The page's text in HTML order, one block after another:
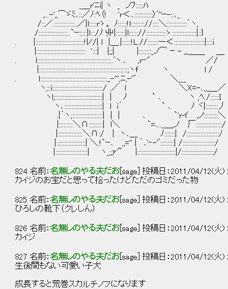
_＿r'ﾆi| ヽ _ ノﾌ:::::ﾊ
,...-',,⌒ゞﾐ､::／ﾉ:ﾍ〈! 'r＜､::::::::::::〉ﾞ''ｰ-::､_
/::／.:::::::::::::..／|l:::::rゝ。 ﾉ::::::!l::::::::://::::＼:::::::::::::｀ヽ,
/:::::::::::::::::::..`ｰ:::::|l:::/ﾉ 丱|::::::|l:::::://:::::::::::::ゝ::::::::::::::::|::}
. |::::::::::::::::::::::::::::::::!ﾚ'/| l |＿.|::::::!L.//:::::::ー＜::::::::::::::::::::|::::i
|:::::::::::::::::::::::::::::::: ':::| |;;| |::::::::_ノ⌒ ｰ - ,,,＿＿ ＿
. l::::::::::::::::::::::::::::::::::::::::::::::::..ﾞヽ.､ ,r‐'ﾞ ／/
|::::::::::::::::::::::::::::::::::::::::::::::::::::::::::;ヽf ヽ l
. l::::::::::::::::::::::::::::::::::::::::::::,,-''',ﾆ,-'" ＼___
ヽ;::i:::::::::::::::::::::::::::::::::/ .／ l ＼X=-､,,＿_／
ヽl;:::::::::::::::::::::::::::::::| | ﾉ ` ､ ヽ ,ﾍ./::::::I
ヽ､:::::::::::::::::::::::::| l i´ ` ､ ﾉ ヾ|::::::::丿
.|｀ヽ;::::::::::::::::::::| | | ､ `'rイ ,ノ:::::::::＼
|:::::::::＼∩:::::::::| l＼ `=､.._＿,ノ 厂:::::::::::::::::/
|::::::::::::::::＼∩:/ | ヽ､＿ ﾉ:::::::| /:::::::::::::::::::::/
|:::::::::::::::::::| ＼:!`ｰ､ ,,='' | ｀､'‐-'ﾞ:::::::::| /:::::::::::::::::::::/
|:::::::::::::::::::::| ヽ_;;ｧ'~ |:::::::::::::::::::::::::|/:::::::::::::::::::::/
824 名前： 名無しのやる夫だお [sage] 投稿日：2011/04/12(火)
カイジのお宝だと思って拾ったけどただのゴミだった物
825 名前： 名無しのやる夫だお [sage] 投稿日：2011/04/12(火)
ひろしの靴下（クレしん）
826 名前： 名無しのやる夫だお [sage] 投稿日：2011/04/12(火)
カイジ
827 名前： 名無しのやる夫だお [sage] 投稿日：2011/04/12(火)
生後間もない可愛い子犬
成長すると荒巻スカルチノフになります